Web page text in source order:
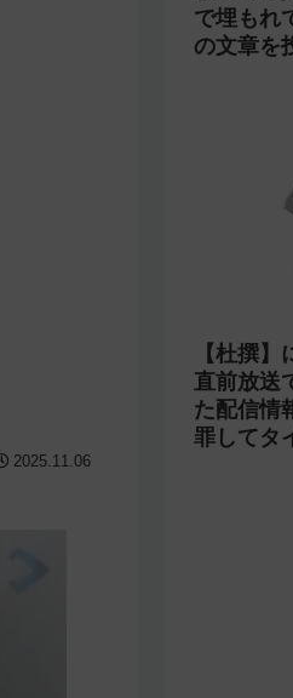
2025.11.06
で埋もれ
の文章を
【杜撰
直前放送
た配信情
罪してタ